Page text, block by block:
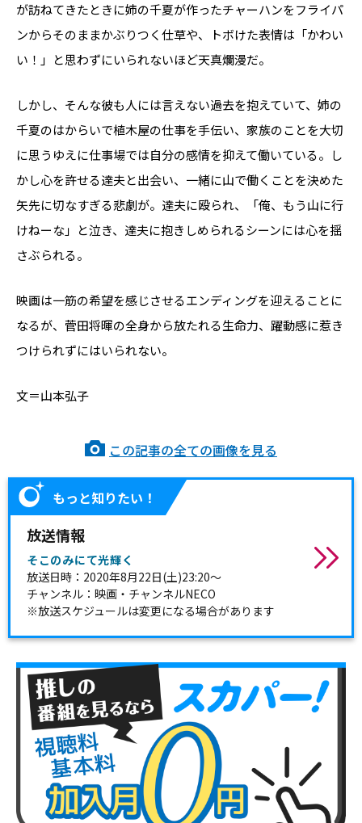
が訪ねてきたときに姉の千夏が作ったチャーハンをフライパ
ンからそのままかぶりつく仕草や、トボけた表情は「かわい
い！」と思わずにいられないほど天真爛漫だ。
しかし、そんな彼も人には言えない過去を抱えていて、姉の
千夏のはからいで植木屋の仕事を手伝い、家族のことを大切
に思うゆえに仕事場では自分の感情を抑えて働いている。し
かし心を許せる達夫と出会い、一緒に山で働くことを決めた
矢先に切なすぎる悲劇が。達夫に殴られ、「俺、もう山に行
けねーな」と泣き、達夫に抱きしめられるシーンには心を揺
さぶられる。
映画は一筋の希望を感じさせるエンディングを迎えることに
なるが、菅田将暉の全身から放たれる生命力、躍動感に惹き
つけられずにはいられない。
文＝山本弘子
この記事の全ての画像を見る
もっと知りたい！
放送情報
そこのみにて光輝く
放送日時：2020年8月22日(土)23:20～
チャンネル：映画・チャンネルNECO
※放送スケジュールは変更になる場合があります